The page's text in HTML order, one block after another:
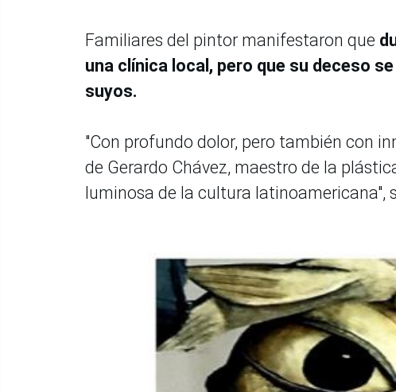
Familiares del pintor manifestaron que
una clínica local, pero que su deceso
suyos.
"Con profundo dolor, pero también con
de Gerardo Chávez, maestro de la
luminosa de la cultura latinoamericana",